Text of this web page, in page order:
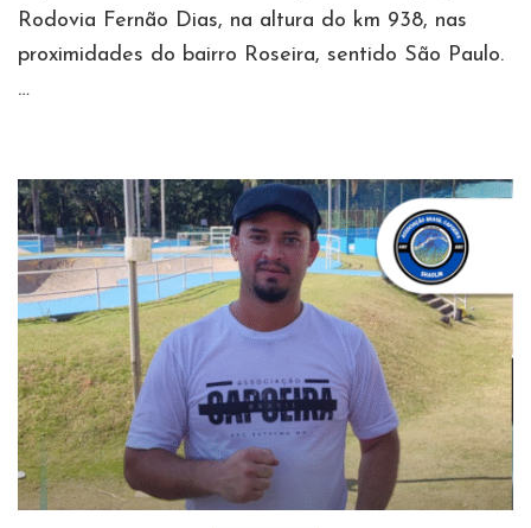
Rodovia Fernão Dias, na altura do km 938, nas
proximidades do bairro Roseira, sentido São Paulo.
…